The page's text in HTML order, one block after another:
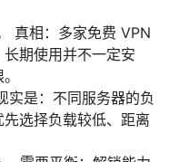
真相：多家免费 VPN
期使用并不一定安
实是：不同服务器的负
选择负载较低、距离